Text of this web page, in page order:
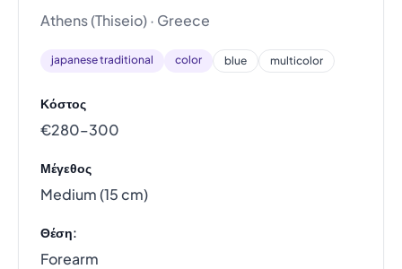
Athens (Thiseio) · Greece
japanese traditional color blue multicolor
Κόστος
€280–300
Μέγεθος
Medium (15 cm)
Θέση:
Forearm